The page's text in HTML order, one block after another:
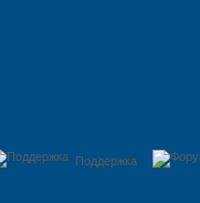
Поддержка